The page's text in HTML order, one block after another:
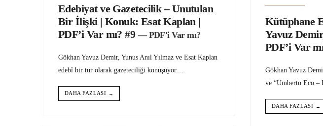
Edebiyat ve Gazetecilik – Unutulan
Bir İlişki | Konuk: Esat Kaplan |
PDF’i Var mı? #9 — PDF'i Var mı?
Gökhan Yavuz Demir, Yunus Anıl Yılmaz ve Esat Kaplan
edebî bir tür olarak gazeteciliği konuşuyor....
DAHA FAZLASI →
Kütüphane
Yavuz
PDF’i Var
Gökhan Yavuz
ve “Umberto Eco –
DAHA FAZLASI →